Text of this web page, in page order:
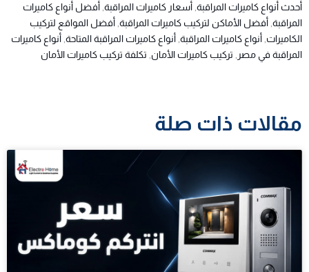
أحدث أنواع كاميرات المراقبة أسعار كاميرات المراقبة أفضل أنواع كاميرات
المراقبة أفضل الأماكن لتركيب كاميرات المراقبة أفضل المواقع لتركيب
الكاميرات أنواع كاميرات المراقبة أنواع كاميرات المراقبة المتاحة أنواع كاميرات
المراقبة في مصر
تركيب كاميرات الأمان تكلفة تركيب كاميرات الأمان
مقالات ذات صلة